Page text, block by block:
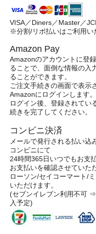
VISA／Diners／Master／
※分割/リボ払いはご利用い
Amazon Pay
Amazonのアカウントに登
ることで、⾯倒な情報の⼊
ることができます。
ご注⽂⼿続きの画⾯で表⽰
Amazonにログインします。
ログイン後、登録されてい
続きを完了してください。
コンビニ決済
メールで発行される払い込
コンビニにて
24時間365日いつでもお支
お支払いを確認させていた
ローソン/セイコーマート/
いただけます。
(セブンイレブン利用不可
入予定)